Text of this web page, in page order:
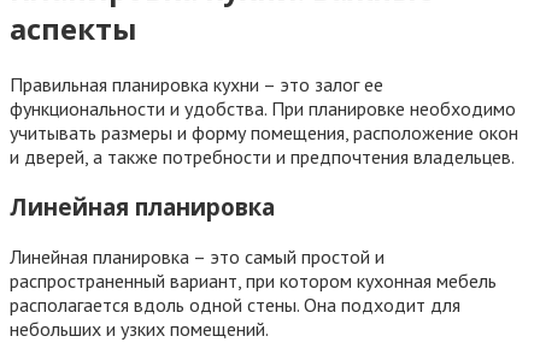
аспекты
Правильная планировка кухни – это залог ее
функциональности и удобства. При планировке необходимо
учитывать размеры и форму помещения, расположение окон
и дверей, а также потребности и предпочтения владельцев.
Линейная планировка
Линейная планировка – это самый простой и
распространенный вариант, при котором кухонная мебель
располагается вдоль одной стены. Она подходит для
небольших и узких помещений.